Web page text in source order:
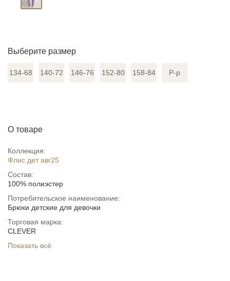
Выберите размер
134-68 140-72 146-76 152-80 158-84 Р-р
О товаре
Коллекция:
Флис дет авг25
Состав:
100% полиэстер
Потребительское наименование:
Брюки детские для девочки
Торговая марка:
CLEVER
Показать всё